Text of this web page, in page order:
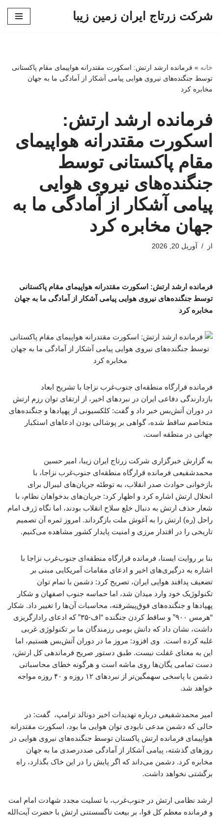
شرکت زرتاج ایران زمین زیبا
خانه » فرمانده ارشد ارتش: اسکورت مقتدرانه هواپیمای مقام پاکستانی
توسط جنگنده‌های نیروی هوایی پیامی آشکار از آمادگی ما به جهان
مخابره کرد
فرمانده ارشد ارتش:
اسکورت مقتدرانه هواپیمای
مقام پاکستانی توسط
جنگنده‌های نیروی هوایی
پیامی آشکار از آمادگی ما به
جهان مخابره کرد
از آوریل 20, 2026
فرمانده ارشد ارتش: اسکورت مقتدرانه هواپیمای مقام پاکستانی
توسط جنگنده‌های نیروی هوایی پیامی آشکار از آمادگی ما به جهان
مخابره کرد
فرمانده قرارگاه منطقه‌ای جنوب‌غرب نزاجا با تشریح ابعاد
بازدارندگی دفاعی ایران در نبردهای اخیر، از ارتقای توان رزم ارتش
در دوران آتش‌بس خبر داد و گفت: کلکسیونی از پهپادها و جنگنده‌های
متخاصم ساقط شده، گواهی بر پوشالی بودن ادعاهای استکبار
جهانی در منطقه است.
به گزارش خبرگزاری شرکت زرتاج ایران زیبا، امیر حسین
محمدشفیعی فرمانده قرارگاه منطقه‌ای جنوب‌غرب نزاجا، با
بازخوانی حوادث صدر انقلاب، به توطئه جریان‌های لیبرال برای
انحلال ارتش اشاره کرد و اظهار کرد: جریان‌های بدخواهان نظام، با
شعار حذف ارتش به دنبال خلع سلاح انقلاب بودند، اما نگاه ژرف امام
راحل (ره) ارتش را به آغوش ملت بازگرداند. امروز ثمره آن تصمیم
تاریخی را در اقتدار مرزی و امنیت پایدار کشور مشاهده می‌کنیم.
بنا بر روایت ایسنا، فرمانده قرارگاه منطقه‌ای جنوب‌غرب نزاجا با
اشاره به درگیری‌های اخیر و ادعای مقامات آمریکایی مبنی بر
تضعیف پدافند هوایی ایران، تصریح کرد: دشمن با تمام توان
تکنولوژیک خود وارد میدان شد، اما حماسه جنوب اصفهان و شکار
پهپادها و جنگنده‌های فوق‌پیشرفته، محاسبات آن‌ها را تغییر داد. شکار
“هرمس ۹۰۰” و ساقط کردن جنگنده “اف-۳۵” که ادعای رادارگریزی
داشت، نشان داد که دانش بومی رزمندگان ما بر تکنولوژی غربی
غلبه کرده است. ‌ وی افزود: مروز ما در دوران آتش‌بس هستیم، اما
این به معنای غفلت نیست. طبق دستور صریح فرماندهی کل ارتش،
دست تمامی یگان‌ها روی ماشه است و هرگونه خطای محاسباتی
دشمن با پاسخی سهمگین‌تر از نبردهای ۱۲ روزه و ۴۰ روزه مواجه
خواهد شد.
امیر محمدشفیعی درباره تهدیدات اخیر دونالد ترامپ، گفت: در
حالی که دشمن مدعی نابودی توان هوایی ما بود، اسکورت مقتدرانه
هواپیمای فرمانده ارتش پاکستان توسط جنگنده‌های نیروی هوایی در
روزهای گذشته، پیامی آشکار از آمادگی صددرصدی ما به جهان
مخابره کرد. دشمن می‌داند که اگر پایش را در این خاک بگذارد، راه
برگشتی نخواهد داشت.
ارشد نظامی ارتش در جنوب‌غرب، با تسلیت مجدد شهادت امام امت
و فرمانده معظم کل قوا، بر بیعت ناگسستنی ارتش با حضرت آیت‌الله